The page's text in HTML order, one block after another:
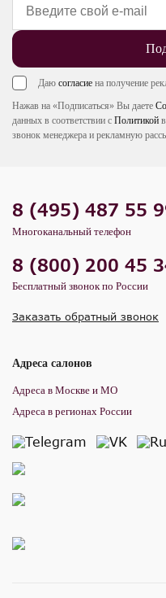
Даю согласие на получение
Нажав на «Подписаться» Вы даете
данных в соответствии с Политикой
звонок менеджера и рекламную
8 (495) 487 55
Многоканальный телефон
8 (800) 200 45
Бесплатный звонок по России
Заказать обратный звонок
Адреса салонов
Адреса в Москве и МО
Адреса в регионах России